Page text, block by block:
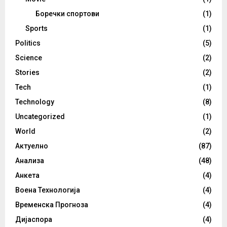
Боречки спортови
(1)
Sports
(1)
Politics
(5)
Science
(2)
Stories
(2)
Tech
(1)
Technology
(8)
Uncategorized
(1)
World
(2)
Актуелно
(87)
Анализа
(48)
Анкета
(4)
Воена Технологија
(4)
Временска Прогноза
(4)
Дијаспора
(4)